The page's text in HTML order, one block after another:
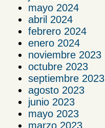
mayo 2024
abril 2024
febrero 2024
enero 2024
noviembre 2023
octubre 2023
septiembre 2023
agosto 2023
junio 2023
mayo 2023
marzo 2023